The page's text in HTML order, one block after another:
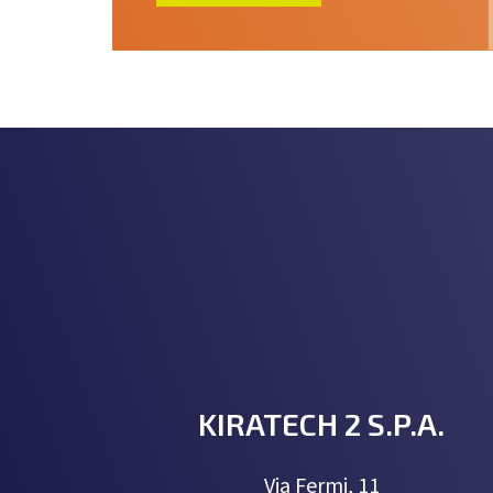
KIRATECH 2 S.P.A.
Via Fermi, 11